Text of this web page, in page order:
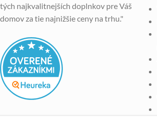
tých najkvalitnejších doplnkov pre Váš
domov za tie najnižšie ceny na trhu."